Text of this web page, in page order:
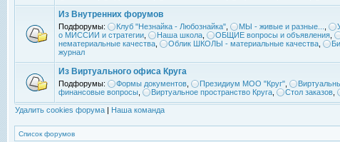
Из Внутренних форумов
Подфорумы: Клуб "Незнайка - Любознайка" МЫ - живые и разные...
о МИССИИ и стратегии
Наша школа ОБЩИЕ вопросы и объявления
нематериальные качества
Облик ШКОЛЫ - материальные качества
журнал
Из Виртуального офиса Круга
Подфорумы: Формы документов Президиум МОО "Круг"
финансовые вопросы
Виртуальное пространство Круга Стол заказов
Удалить cookies форума | Наша команда
Список форумов